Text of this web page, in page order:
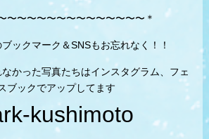
〜〜〜〜〜〜〜〜〜〜〜〜〜〜＊
ックマーク＆SNSもお忘れなく！！
かった写真たちはインスタグラム、フェ
ブックでアップしてます
kushimoto